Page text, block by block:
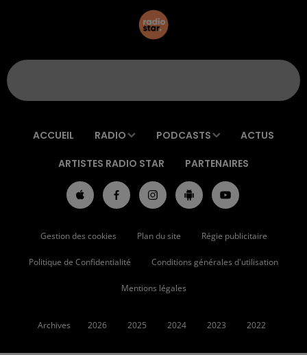
ACCUEIL RADIO PODCASTS ACTUS
ARTISTES RADIO STAR PARTENAIRES
Gestion des cookies Plan du site Régie publicitaire
Politique de Confidentialité Conditions générales d'utilisation
Mentions légales
Archives 2026 2025 2024 2023 2022